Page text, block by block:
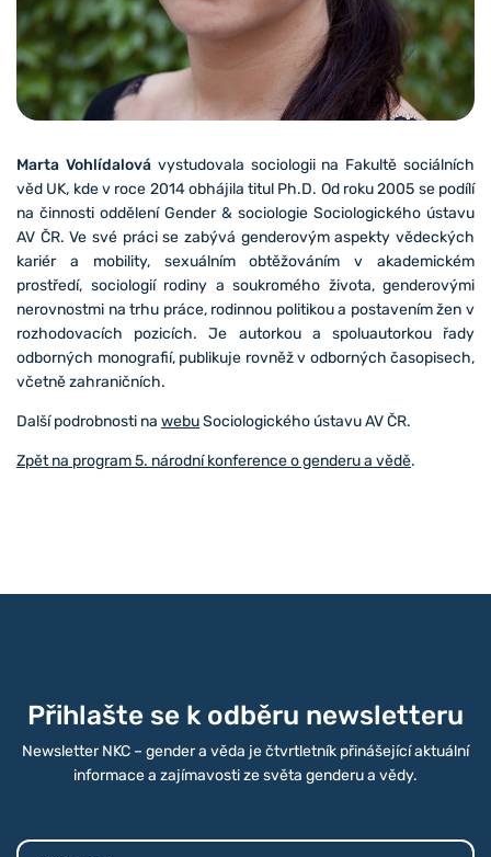
Marta Vohlídalovávystudovala sociologii na Fakultě sociálních
věd UK, kde v roce 2014 obhájila titul Ph.D. Od roku 2005 se podílí
na činnosti oddělení Gender & sociologie Sociologického ústavu
AV ČR. Ve své práci se zabývá genderovým aspekty vědeckých
kariér a mobility, sexuálním obtěžováním v akademickém
prostředí, sociologií rodiny a soukromého života, genderovými
nerovnostmi na trhu práce, rodinnou politikou a postavením žen v
rozhodovacích pozicích. Je autorkou a spoluautorkou řady
odborných monografií, publikuje rovněž v odborných časopisech,
včetně zahraničních.
Další podrobnosti na webuSociologického ústavu AV ČR.
Zpět na program 5. národní konference o genderu a vědě.
Přihlašte se k odběru newsletteru
Newsletter NKC – gender a věda je čtvrtletník přinášející aktuální
informace a zajímavosti ze světa genderu a vědy.